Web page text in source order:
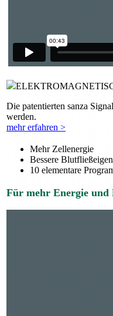
Die patentierten sanza
werden.
mehr erfahren >
Mehr Zellenergie
Bessere
10 elementare
Für mehr Energie und